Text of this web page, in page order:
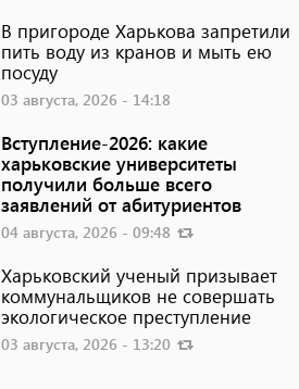
В пригороде Харькова запретили
пить воду из кранов и мыть ею
посуду
03 августа, 2026 - 14:18
Вступление-2026: какие
харьковские университеты
получили больше всего
заявлений от абитуриентов
04 августа, 2026 - 09:48
Харьковский ученый призывает
коммунальщиков не совершать
экологическое преступление
03 августа, 2026 - 13:20